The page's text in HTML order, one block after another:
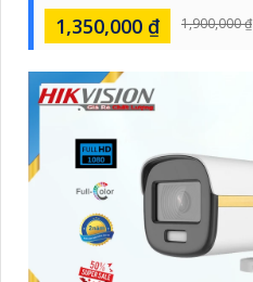
1,350,000 ₫ 1,900,000 ₫